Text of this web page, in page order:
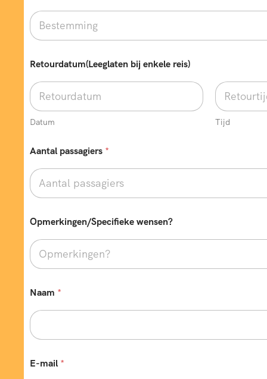
Retourdatum(Leeglaten bij enkele reis)
Datum Tijd
Aantal passagiers *
Opmerkingen/Specifieke wensen?
Naam *
e
E-mail *